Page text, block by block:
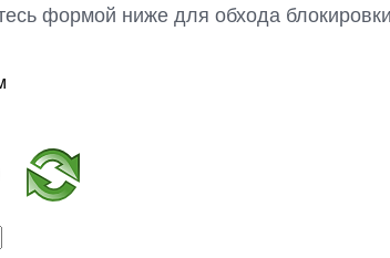
формой ниже для обхода блокировки